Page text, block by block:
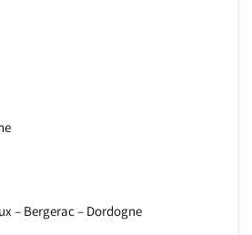
– Bergerac – Dordogne